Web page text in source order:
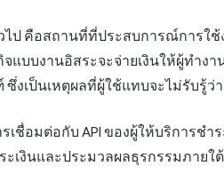
ป คือสถานที่ที่ประสบการณ์การใช้
แบบงานอิสระจะจ่ายเงินให้ผู้ทำงา
เป็นเหตุผลที่ผู้ใช้แทบจะไม่รับรู้ว่
ชื่อมต่อกับ API ของผู้ให้บริการชำ
เงินและประมวลผลธุรกรรมภาย